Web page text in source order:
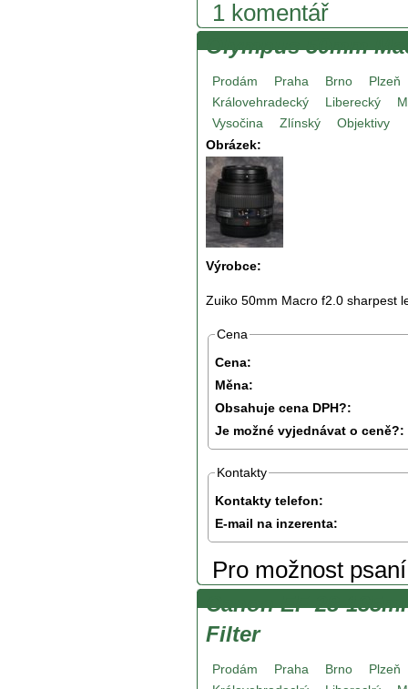
1 komentář
Olympus 50mm
Prodám Praha Brno
Plzeň
Královehradecký
Liberecký
Vysočina
Zlínský
Objektivy
Obrázek:
Výrobce:
Zuiko 50mm Macro f2.0 sharpest
Cena
Cena:
Měna:
Obsahuje cena DPH?:
Je možné vyjednávat o ceně?:
Kontakty
Kontakty telefon:
E-mail na inzerenta:
Pro možnost
Canon EF 28-
Filter
Prodám Praha Brno
Plzeň